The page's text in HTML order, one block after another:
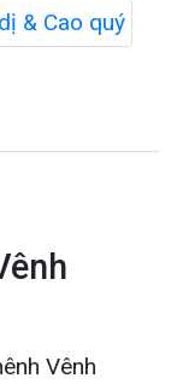
& Cao quý
Vênh